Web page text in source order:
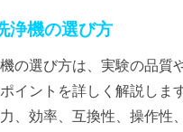
浄機の選び方
の選び方は、実験の品
イントを詳しく解説し
、効率、互換性、操作